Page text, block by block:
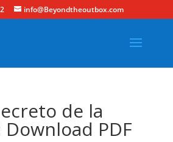
info@Beyondtheoutbox.com
de la
PDF